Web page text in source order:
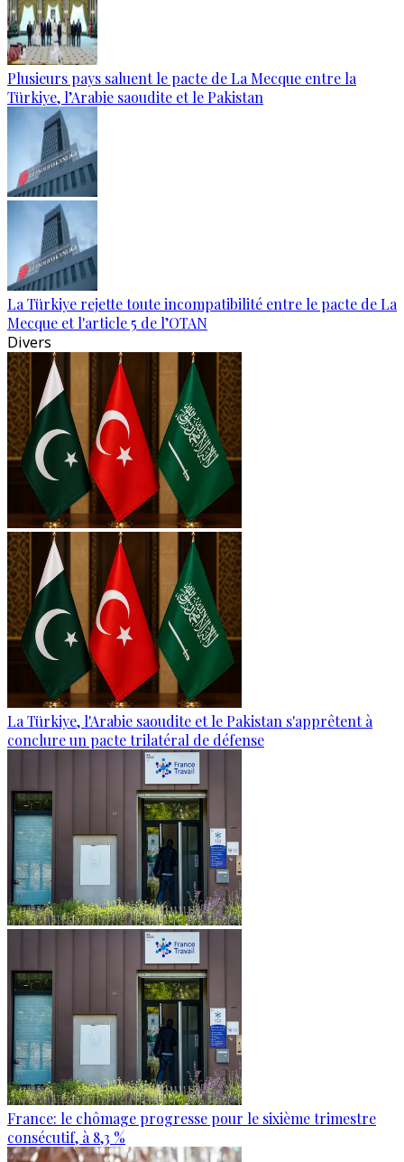
Plusieurs pays saluent le pacte de La Mecque entre la
Türkiye, l’Arabie saoudite et le Pakistan
La Türkiye rejette toute incompatibilité entre le pacte de La
Mecque et l'article 5 de l’OTAN
Divers
La Türkiye, l'Arabie saoudite et le Pakistan s'apprêtent à
conclure un pacte trilatéral de défense
France: le chômage progresse pour le sixième trimestre
consécutif, à 8,3 %